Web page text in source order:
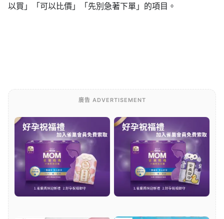
以買」「可以比價」「先別急著下單」的項目。
廣告 ADVERTISEMENT